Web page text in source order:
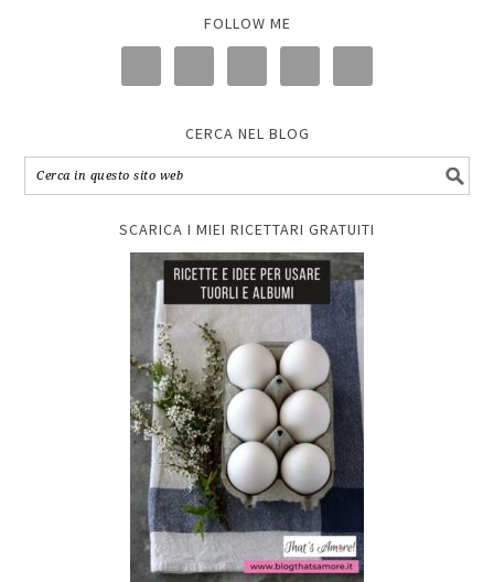
FOLLOW ME
CERCA NEL BLOG
SCARICA I MIEI RICETTARI GRATUITI